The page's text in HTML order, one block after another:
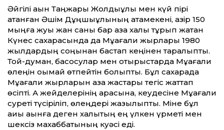
Әйгілі ақын Таңжарық Жолдыұлы мен күй пірі
атанған Әшім Дұңшыұлының атамекені, қазір 150
мыңға жуық жан саны бар қазақ халқы тұрып жатқан
Күнес сахарасында да Мұқағали жырлары 1980
жылдардың соңынан бастап кеңінен таралыпты.
Той-думан, басқосулар мен отырыстарда Мұқағали
өлеңін оқымай өтпейтін болыпты. Бұл сахарада
Мұқағали жырларын қазақ жастары тегіс жаттап
өсіпті. Ақ жейделерінің арқасына, кеудесіне Мұқағали
суреті түсіріліп, өлеңдері жазылыпты. Міне бұл
ақиық ақынға деген халықтың ең үлкен қүрметі мен
шексіз махаббатының куәсі еді.